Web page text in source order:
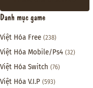
Danh mục game
Việt Hóa Free (238)
Việt Hóa Mobile/Ps4 (32)
Việt Hóa Switch (76)
Việt Hóa V.I.P (593)